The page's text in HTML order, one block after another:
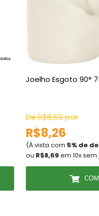
Joelho Esgoto 90°
De R$8,69 por
R$8,26
(À vista com 5% de
ou R$8,69 em 10x sem